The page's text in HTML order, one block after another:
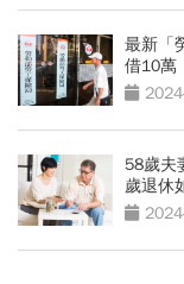
最新「
借10萬
58歲夫
歲退休
用」